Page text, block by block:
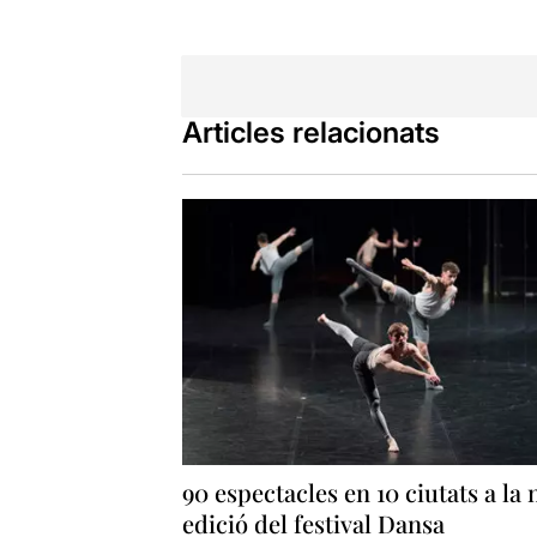
Articles relacionats
90 espectacles en 10 ciutats a la
edició del festival Dansa